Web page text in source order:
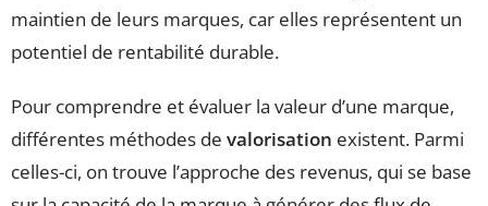
maintien de leurs marques, car elles représentent un
potentiel de rentabilité durable.
Pour comprendre et évaluer la valeur d’une marque,
différentes méthodes de valorisation existent. Parmi
celles-ci, on trouve l’approche des revenus, qui se base